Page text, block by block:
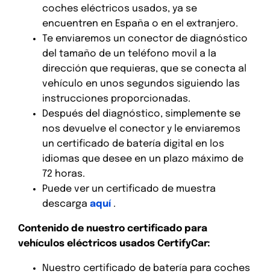
coches eléctricos usados, ya se
encuentren en España o en el extranjero.
Te enviaremos un conector de diagnóstico
del tamaño de un teléfono movil a la
dirección que requieras, que se conecta al
vehículo en unos segundos siguiendo las
instrucciones proporcionadas.
Después del diagnóstico, simplemente se
nos devuelve el conector y le enviaremos
un certificado de batería digital en los
idiomas que desee en un plazo máximo de
72 horas.
Puede ver un certificado de muestra
descarga aquí.
Contenido de nuestro certificado para
vehículos eléctricos usados CertifyCar:
Nuestro certificado de batería para coches